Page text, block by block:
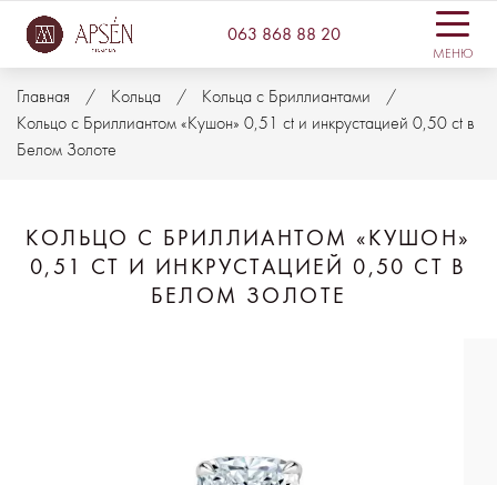
063 868 88 20
МЕНЮ
Главная Кольца
Кольца с Бриллиантами
Кольцо с Бриллиантом «Кушон» 0,51 ct и инкрустацией 0,50 ct в
Белом Золоте
КОЛЬЦО С БРИЛЛИАНТОМ «КУШОН»
0,51 CT И ИНКРУСТАЦИЕЙ 0,50 CT В
БЕЛОМ ЗОЛОТЕ